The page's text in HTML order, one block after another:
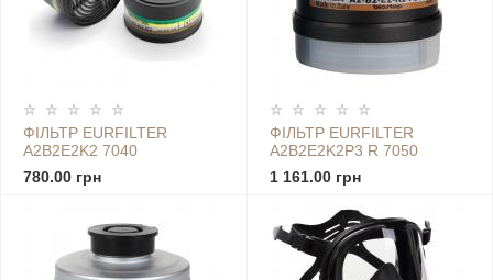
ФІЛЬТР EURFILTER
A2B2E2K2 7040
780.00 грн
ФІЛЬТР EURFILTER
A2B2E2K2P3 R 7050
1 161.00 грн